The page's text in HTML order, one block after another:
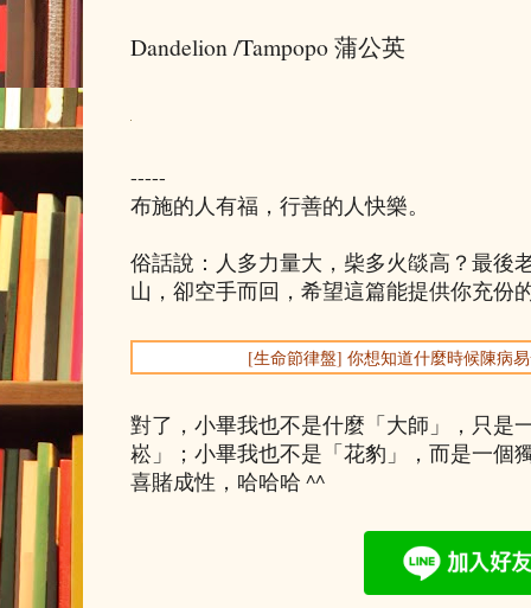
Dandelion /Tampopo 蒲公英
-----
布施的人有福，行善的人快樂。
俗話說：人多力量大，柴多火燄高？最後
山，卻空手而回，希望這篇能提供你充份
[生命節律盤] 你想知道什麼時候陳病
對了，小畢我也不是什麼「大師」，只是
崧」；小畢我也不是「花豹」，而是一個
喜賭成性，哈哈哈 ^^